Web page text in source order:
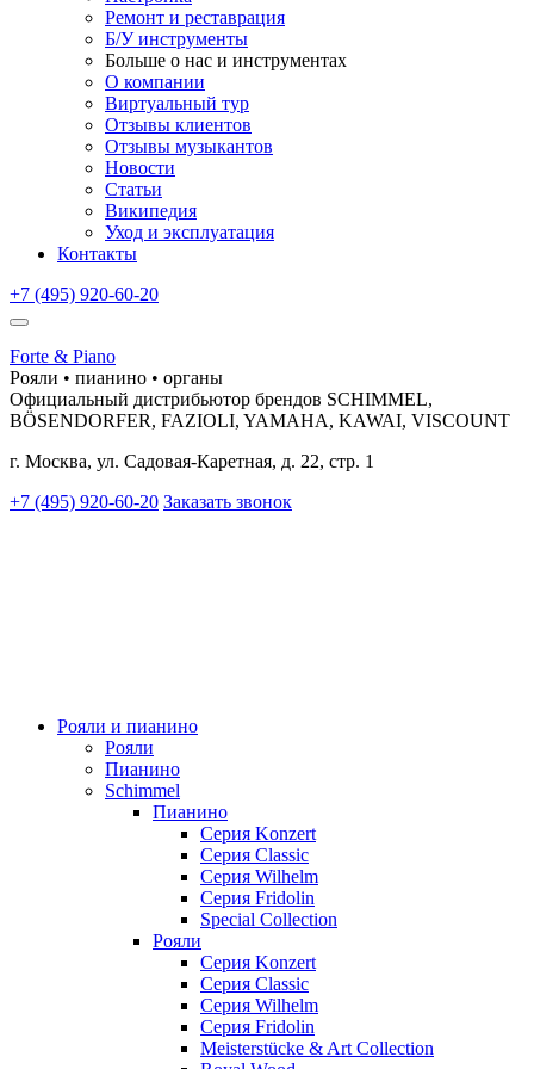
Ремонт и реставрация
Б/У инструменты
Больше о нас и инструментах
О компании
Виртуальный тур
Отзывы клиентов
Отзывы музыкантов
Новости
Статьи
Википедия
Уход и эксплуатация
Контакты
+7 (495) 920-60-20
Forte & Piano
Рояли • пианино • органы
Официальный дистрибьютор брендов SCHIMMEL,
BÖSENDORFER, FAZIOLI, YAMAHA, KAWAI, VISCOUNT
г. Москва, ул. Садовая-Каретная, д. 22, стр. 1
+7 (495) 920-60-20 Заказать звонок
Рояли и пианино
Рояли
Пианино
Schimmel
Пианино
Серия Konzert
Серия Classic
Серия Wilhelm
Серия Fridolin
Special Collection
Рояли
Серия Konzert
Серия Classic
Серия Wilhelm
Серия Fridolin
Meisterstücke & Art Collection